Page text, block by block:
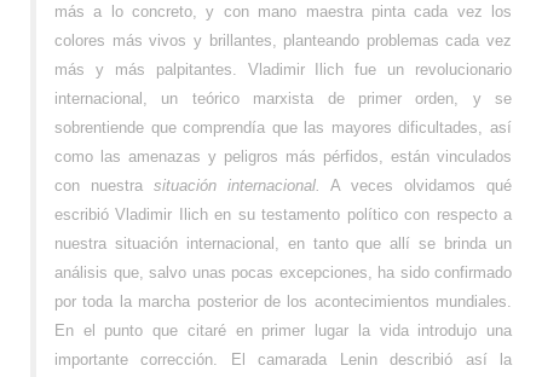
más a lo concreto, y con mano maestra pinta cada vez los
colores más vivos y brillantes, planteando problemas cada vez
más y más palpitantes. Vladimir Ilich fue un revolucionario
internacional, un teórico marxista de primer orden, y se
sobrentiende que comprendía que las mayores dificultades, así
como las amenazas y peligros más pérfidos, están vinculados
con nuestra situación internacional.A veces olvidamos qué
escribió Vladimir Ilich en su testamento político con respecto a
nuestra situación internacional, en tanto que allí se brinda un
análisis que, salvo unas pocas excepciones, ha sido confirmado
por toda la marcha posterior de los acontecimientos mundiales.
En el punto que citaré en primer lugar la vida introdujo una
importante corrección. El camarada Lenin describió así la